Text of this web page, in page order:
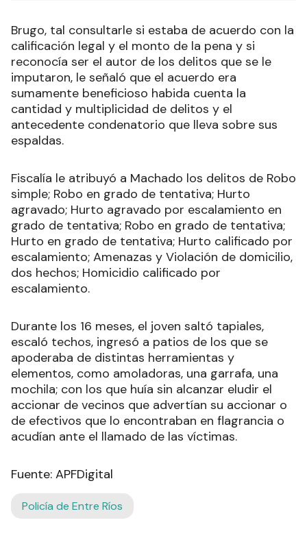
Brugo, tal consultarle si estaba de acuerdo con la
calificación legal y el monto de la pena y si
reconocía ser el autor de los delitos que se le
imputaron, le señaló que el acuerdo era
sumamente beneficioso habida cuenta la
cantidad y multiplicidad de delitos y el
antecedente condenatorio que lleva sobre sus
espaldas.
Fiscalía le atribuyó a Machado los delitos de Robo
simple; Robo en grado de tentativa; Hurto
agravado; Hurto agravado por escalamiento en
grado de tentativa; Robo en grado de tentativa;
Hurto en grado de tentativa; Hurto calificado por
escalamiento; Amenazas y Violación de domicilio,
dos hechos; Homicidio calificado por
escalamiento.
Durante los 16 meses, el joven saltó tapiales,
escaló techos, ingresó a patios de los que se
apoderaba de distintas herramientas y
elementos, como amoladoras, una garrafa, una
mochila; con los que huía sin alcanzar eludir el
accionar de vecinos que advertían su accionar o
de efectivos que lo encontraban en flagrancia o
acudían ante el llamado de las víctimas.
Fuente: APFDigital
Policía de Entre Ríos